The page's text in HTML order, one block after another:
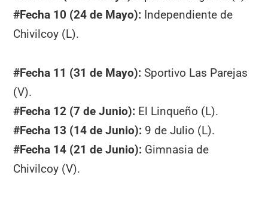
#Fecha 10 (24 de Mayo): Independiente de
Chivilcoy (L).
#Fecha 11 (31 de Mayo): Sportivo Las Parejas
(V).
#Fecha 12 (7 de Junio): El Linqueño (L).
#Fecha 13 (14 de Junio): 9 de Julio (L).
#Fecha 14 (21 de Junio): Gimnasia de
Chivilcoy (V).